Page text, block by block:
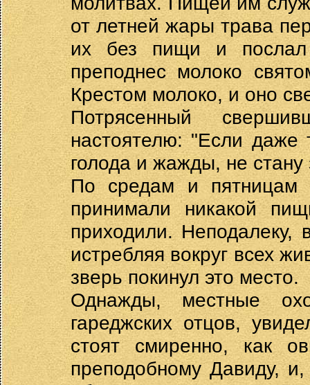
от летней жары трава
их без пищи и
преподнес молоко
Крестом молоко, и оно
Потрясенный
настоятелю: "Если даже
голода и жажды, не
По средам и пятницам
принимали никакой
приходили.
истребляя вокруг всех
зверь покинул это место.
Однажды, местные
гареджских отцов,
стоят смиренно, как
преподобному Давиду,